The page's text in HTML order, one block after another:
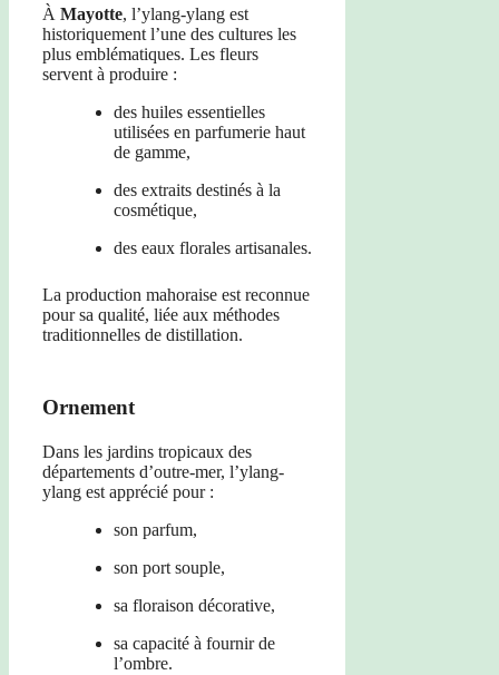
À Mayotte, l’ylang-ylang est
historiquement l’une des cultures les
plus emblématiques. Les fleurs
servent à produire :
des huiles essentielles
utilisées en parfumerie haut
de gamme,
des extraits destinés à la
cosmétique,
des eaux florales artisanales.
La production mahoraise est reconnue
pour sa qualité, liée aux méthodes
traditionnelles de distillation.
Ornement
Dans les jardins tropicaux des
départements d’outre-mer, l’ylang-
ylang est apprécié pour :
son parfum,
son port souple,
sa floraison décorative,
sa capacité à fournir de
l’ombre.